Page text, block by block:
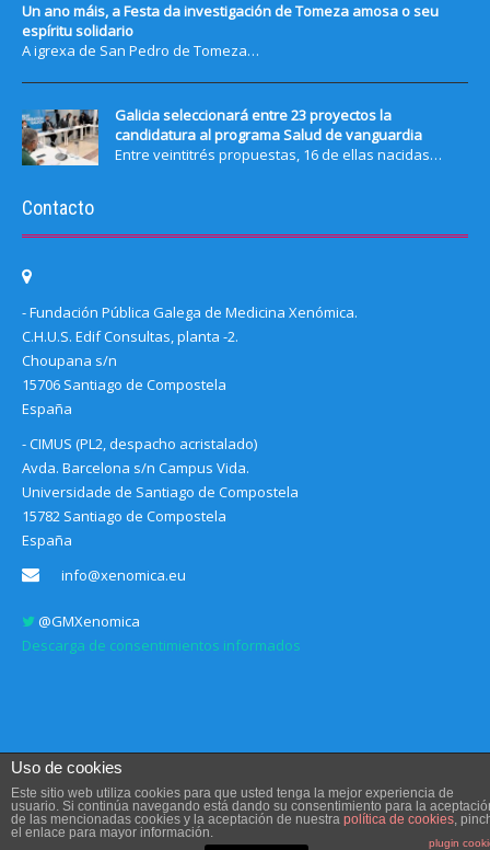
Un ano máis, a Festa da investigación de Tomeza amosa o seu
espíritu solidario
A igrexa de San Pedro de Tomeza…
Galicia seleccionará entre 23 proyectos la
candidatura al programa Salud de vanguardia
Entre veintitrés propuestas, 16 de ellas nacidas…
Contacto
- Fundación Pública Galega de Medicina Xenómica.
C.H.U.S. Edif Consultas, planta -2.
Choupana s/n
15706 Santiago de Compostela
España
- CIMUS (PL2, despacho acristalado)
Avda. Barcelona s/n Campus Vida.
Universidade de Santiago de Compostela
15782 Santiago de Compostela
España
info@xenomica.eu
@GMXenomica
Descarga de consentimientos informados
Aviso legal, Condiciones de uso y Política de privacidad
Uso de cookies
Este sitio web utiliza cookies para que usted tenga la mejor experiencia de
usuario. Si continúa navegando está dando su consentimiento para la
de las mencionadas cookies y la aceptación de nuestra política de cookies,
el enlace para mayor información.
plugin